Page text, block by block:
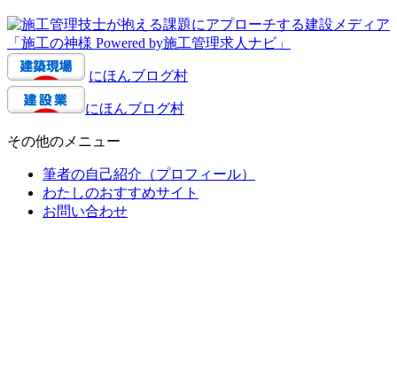
にほんブログ村
にほんブログ村
その他のメニュー
筆者の自己紹介（プロフィール）
わたしのおすすめサイト
お問い合わせ